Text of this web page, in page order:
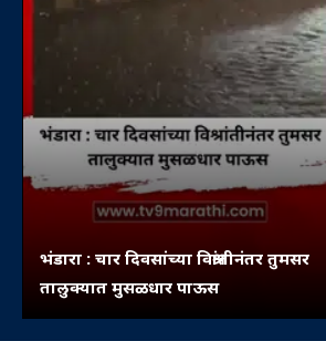
भंडारा : चार दिवसांच्या विश्रांतीनंतर तुमसर
तालुक्यात मुसळधार पाऊस